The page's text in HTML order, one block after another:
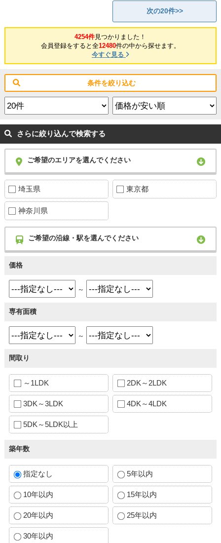
次の20件>>
4254件見つかりました！
会員登録をすると全12480件の中から探せます。
今すぐ見る
条件を絞り込む
さらに絞り込んで検索する
ご希望のエリアを選んでください
埼玉県 東京都
神奈川県
ご希望の沿線・駅を選んでください
価格
～
専有面積
～
間取り
～1LDK 2DK～2LDK
3DK～3LDK 4DK～4LDK
5DK～5LDK以上
築年数
指定なし 5年以内
10年以内 15年以内
20年以内 25年以内
30年以内